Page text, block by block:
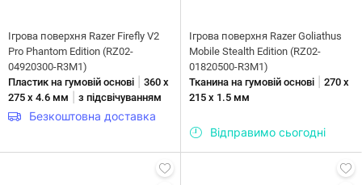
Ігрова поверхня Razer Firefly V2
Pro Phantom Edition (RZ02-
04920300-R3M1)
Пластик на гумовій основі
360 x
275 x 4.6 мм
з підсвічуванням
Безкоштовна доставка
Ігрова поверхня Razer Goliathus
Mobile Stealth Edition (RZ02-
01820500-R3M1)
Тканина на гумовій основі
270 х
215 х 1.5 мм
Відправимо сьогодні